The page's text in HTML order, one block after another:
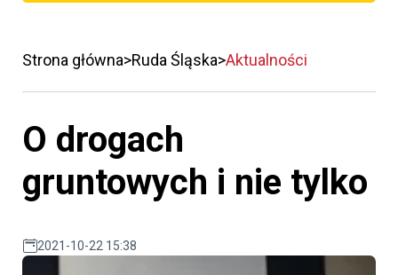
Strona główna Ruda Śląska Aktualności
O drogach
gruntowych i nie tylko
2021-10-22 15:38